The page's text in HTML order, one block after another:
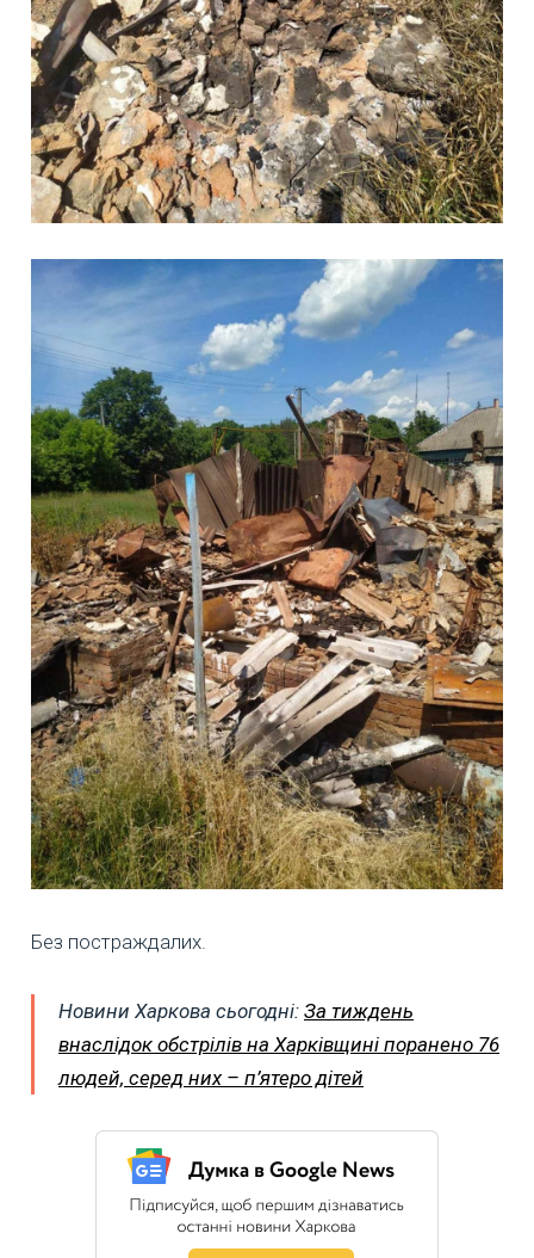
Без постраждалих.
Новини Харкова сьогодні: За тиждень
внаслідок обстрілів на Харківщині поранено 76
людей, серед них – п’ятеро дітей